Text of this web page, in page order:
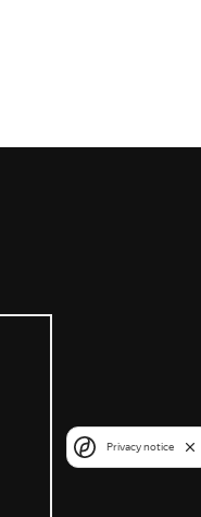
Privacy notice